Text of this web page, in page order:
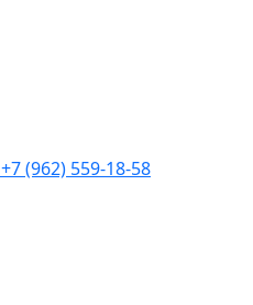
+7 (962) 559-18-58